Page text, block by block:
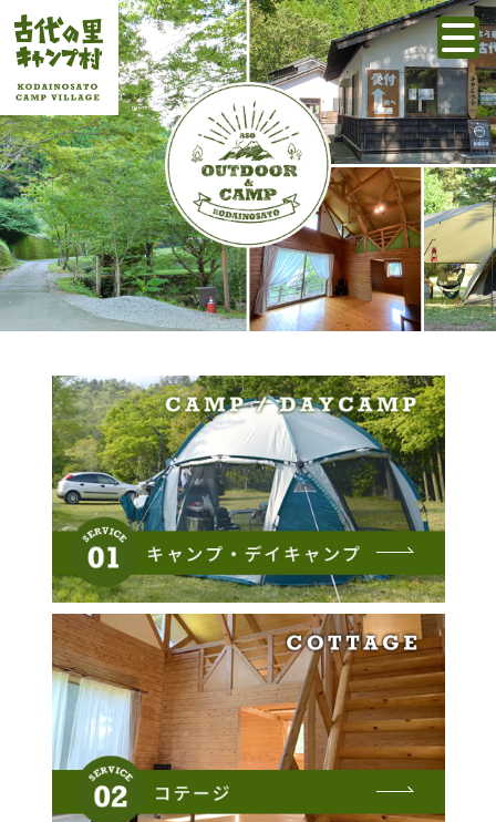
阿蘇の壮大な自然で楽しむ
アウトドアライフ